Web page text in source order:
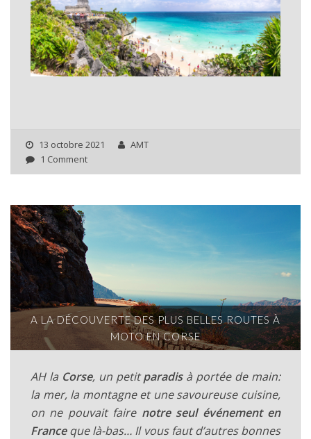
13 octobre 2021
AMT
1 Comment
A LA DÉCOUVERTE DES PLUS BELLES ROUTES À
MOTO EN CORSE
AH la Corse, un petitparadis à portée de main:
la mer, la montagne et une savoureuse cuisine,
on ne pouvait faire notre seul événement en
Franceque là-bas… Il vous faut d’autres bonnes